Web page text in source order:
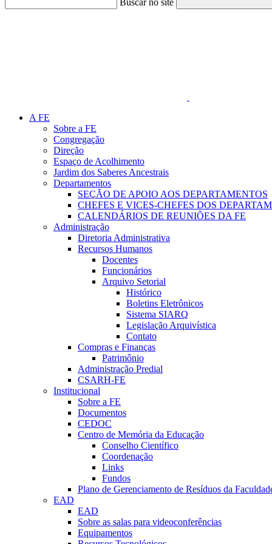
Buscar no site
A FE
Sobre a FE
Congregação
Direção
Espaço de Acolhimento
Jardim dos Saberes Ancestrais
Departamentos
SEÇÃO DE APOIO AOS DEPARTAMENTOS
CHEFES E VICES-CHEFES DOS
CALENDÁRIOS DE REUNIÕES DA FE
Administração
Diretoria Administrativa
Recursos Humanos
Docentes
Funcionários
Arquivo Setorial
Histórico
Boletins Eletrônicos
Sistema SIARQ
Legislação Arquivística
Contato
Compras e Finanças
Patrimônio
Administração Predial
CSARH-FE
Institucional
Sobre a FE
Documentos
CEDOC
Centro de Memória da Educação
Conselho Científico
Coordenação
Links
Fundos
Plano de Gerenciamento de Resíduos da
EAD
EAD
Sobre as salas para videoconferências
Equipamentos